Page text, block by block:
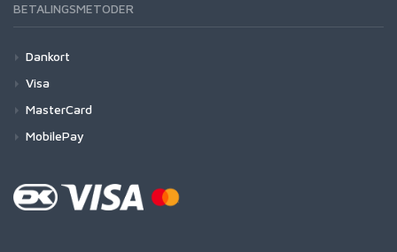
BETALINGSMETODER
Dankort
Visa
MasterCard
MobilePay